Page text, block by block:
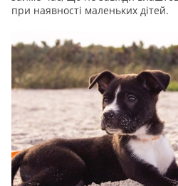
при наявності маленьких дітей.